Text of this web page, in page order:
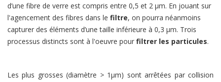
d’une fibre de verre est compris entre 0,5 et 2 µm. En jouant sur
l'agencement des fibres dans le filtre, on pourra néanmoins
capturer des éléments d’une taille inférieure à 0,3 µm. Trois
processus distincts sont à l'oeuvre pour filtrer les particules.
Les plus grosses (diamètre > 1µm) sont arrêtées par collision